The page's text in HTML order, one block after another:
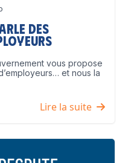
des
vous propose
et nous la
Lire la suite